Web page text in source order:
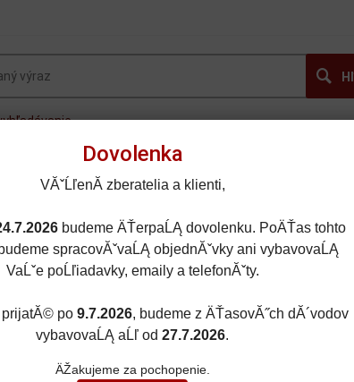
AUTOGALLERY.sk OSOBNÉ AUTÁ
LIETADLÁ DOPLNKY ZĽAVY A AKCIE
Dovolenka
VĂˇĹľenĂ­ zberatelia a klienti,
budeme ÄŤerpaĹĄ dovolenku. PoÄŤas tohto
spracovĂˇvaĹĄ objednĂˇvky ani vybavovaĹĄ
VaĹˇe poĹľiadavky, emaily a telefonĂˇty.
prijatĂ© po 9.7.2026, budeme z ÄŤasovĂ˝ch dĂ´vodov
vybavovaĹĄ aĹľ od 27.7.2026.
ÄŽakujeme za pochopenie.